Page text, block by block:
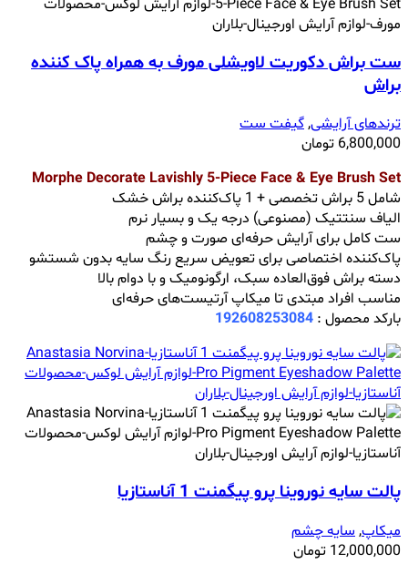
ست براش دکوریت لاویشلی مورف به همراه پاک کننده
براش
ترندهای آرایشی,گیفت ست
6,800,000 تومان
Morphe Decorate Lavishly 5-Piece Face & Eye Brush Set
شامل 5 براش تخصصی + 1 پاک‌کننده براش خشک
الیاف سنتتیک (مصنوعی) درجه یک و بسیار نرم
ست کامل برای آرایش حرفه‌ای صورت و چشم
پاک‌کننده اختصاصی برای تعویض سریع رنگ سایه بدون شستشو
دسته براش فوق‌العاده سبک، ارگونومیک و با دوام بالا
مناسب افراد مبتدی تا میکاپ آرتیست‌های حرفه‌ای
بارکد محصول : 192608253084
پالت سایه نوروینا پرو پیگمنت 1 آناستازیا
میکاپ,سایه چشم
12,000,000 تومان